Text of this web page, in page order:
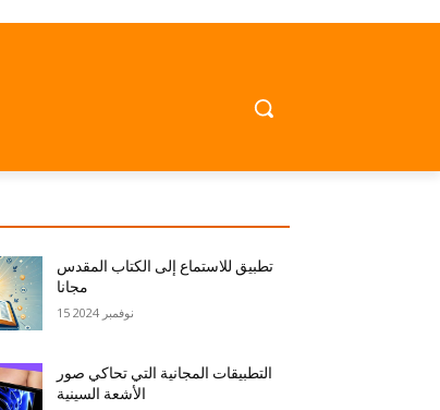
تطبيق للاستماع إلى الكتاب المقدس
مجانا
15 نوفمبر 2024
التطبيقات المجانية التي تحاكي صور
الأشعة السينية